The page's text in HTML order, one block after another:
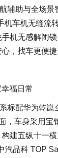
辅助与全场
车机无缝流
机无感解闭
，找车更便捷
福日常
标配华为乾
，车身采用
建五纵十一
汽品科 TOP